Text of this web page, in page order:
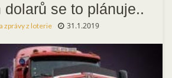
dolarů se to plánuje..
zprávy z loterie 31.1.2019